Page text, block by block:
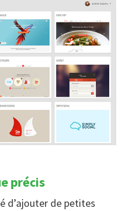
précis
d’ajouter de petites